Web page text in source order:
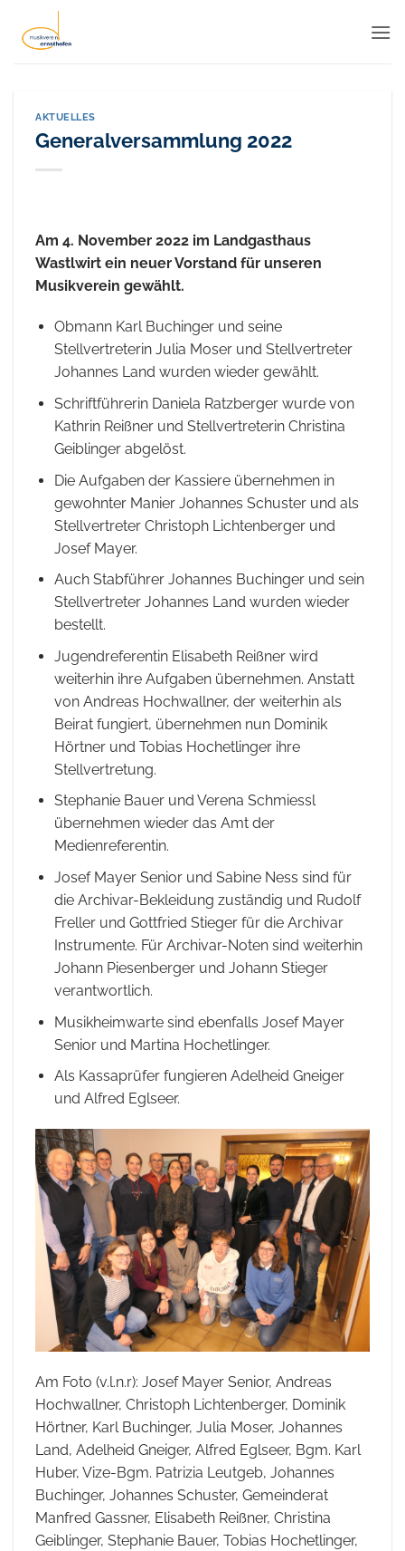
Inhalt
springen
AKTUELLES
Generalversammlung 2022
Am 4. November 2022 im Landgasthaus
Wastlwirt ein neuer Vorstand für unseren
Musikverein gewählt.
Obmann Karl Buchinger und seine
Stellvertreterin Julia Moser und Stellvertreter
Johannes Land wurden wieder gewählt.
Schriftführerin Daniela Ratzberger wurde von
Kathrin Reißner und Stellvertreterin Christina
Geiblinger abgelöst.
Die Aufgaben der Kassiere übernehmen in
gewohnter Manier Johannes Schuster und als
Stellvertreter Christoph Lichtenberger und
Josef Mayer.
Auch Stabführer Johannes Buchinger und sein
Stellvertreter Johannes Land wurden wieder
bestellt.
Jugendreferentin Elisabeth Reißner wird
weiterhin ihre Aufgaben übernehmen. Anstatt
von Andreas Hochwallner, der weiterhin als
Beirat fungiert, übernehmen nun Dominik
Hörtner und Tobias Hochetlinger ihre
Stellvertretung.
Stephanie Bauer und Verena Schmiessl
übernehmen wieder das Amt der
Medienreferentin.
Josef Mayer Senior und Sabine Ness sind für
die Archivar-Bekleidung zuständig und Rudolf
Freller und Gottfried Stieger für die Archivar
Instrumente. Für Archivar-Noten sind weiterhin
Johann Piesenberger und Johann Stieger
verantwortlich.
Musikheimwarte sind ebenfalls Josef Mayer
Senior und Martina Hochetlinger.
Als Kassaprüfer fungieren Adelheid Gneiger
und Alfred Eglseer.
Am Foto (v.l.n.r): Josef Mayer Senior, Andreas
Hochwallner, Christoph Lichtenberger, Dominik
Hörtner, Karl Buchinger, Julia Moser, Johannes
Land, Adelheid Gneiger, Alfred Eglseer, Bgm. Karl
Huber, Vize-Bgm. Patrizia Leutgeb, Johannes
Buchinger, Johannes Schuster, Gemeinderat
Manfred Gassner, Elisabeth Reißner, Christina
Geiblinger, Stephanie Bauer, Tobias Hochetlinger,